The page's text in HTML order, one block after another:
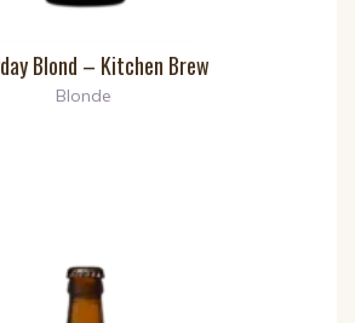
Blond – Kitchen Brew
Blonde